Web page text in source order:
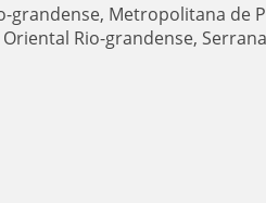
grandense, Metropolitana de
Rio-grandense,